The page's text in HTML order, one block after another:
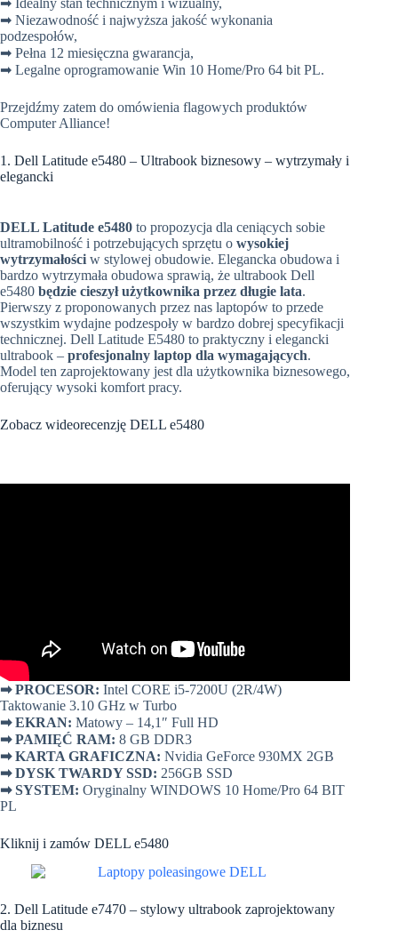
➡ Idealny stan technicznym i wizualny,
➡ Niezawodność i najwyższa jakość wykonania
podzespołów,
➡ Pełna 12 miesięczna gwarancja,
➡ Legalne oprogramowanie Win 10 Home/Pro 64 bit PL.
Przejdźmy zatem do omówienia flagowych produktów
Computer Alliance!
1. Dell Latitude e5480 – Ultrabook biznesowy – wytrzymały i
elegancki
DELL Latitude e5480 to propozycja dla ceniących sobie
ultramobilność i potrzebujących sprzętu o wysokiej
wytrzymałości w stylowej obudowie. Elegancka obudowa i
bardzo wytrzymała obudowa sprawią, że ultrabook Dell
e5480 będzie cieszył użytkownika przez długie lata.
Pierwszy z proponowanych przez nas laptopów to przede
wszystkim wydajne podzespoły w bardzo dobrej specyfikacji
technicznej. Dell Latitude E5480 to praktyczny i elegancki
ultrabook – profesjonalny laptop dla wymagających.
Model ten zaprojektowany jest dla użytkownika biznesowego,
oferujący wysoki komfort pracy.
Zobacz wideorecenzję DELL e5480
➡PROCESOR: Intel CORE i5-7200U (2R/4W)
Taktowanie 3.10 GHz w Turbo
➡EKRAN: Matowy – 14,1″ Full HD
➡PAMIĘĆ RAM: 8 GB DDR3
➡KARTA GRAFICZNA: Nvidia GeForce 930MX 2GB
➡DYSK TWARDY SSD: 256GB SSD
➡SYSTEM: Oryginalny WINDOWS 10 Home/Pro 64 BIT
PL
Kliknij i zamów DELL e5480
2. Dell Latitude e7470 – stylowy ultrabook zaprojektowany
dla biznesu